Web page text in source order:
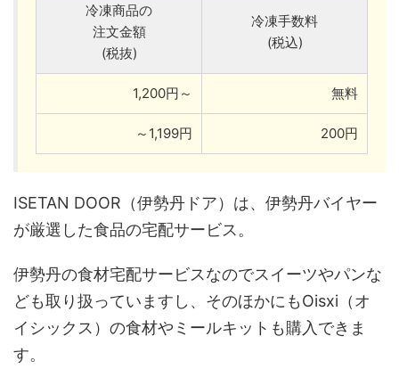
冷凍商品の
注文金額
(税抜)
冷凍手数料
(税込)
1,200円～ 無料
～1,199円 200円
ISETAN DOOR（伊勢丹ドア）は、伊勢丹バイヤー
が厳選した食品の宅配サービス。
伊勢丹の食材宅配サービスなのでスイーツやパンな
ども取り扱っていますし、そのほかにもOisxi（オ
イシックス）の食材やミールキットも購入できま
す。